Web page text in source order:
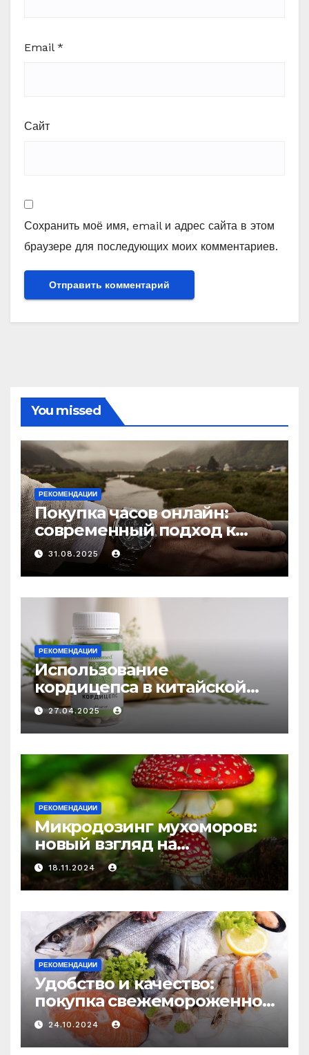
Email *
Сайт
Сохранить моё имя, email и адрес сайта в этом
браузере для последующих моих комментариев.
You missed
РЕКОМЕНДАЦИИ
Покупка часов онлайн:
современный подход к
выбору аксессуаров
31.08.2025
РЕКОМЕНДАЦИИ
Использование
кордицепса в китайской
медицине: природное
средство против усталости
и истощения
27.04.2025
РЕКОМЕНДАЦИИ
Микродозинг мухоморов:
новый взгляд на
психоделику
18.11.2024
РЕКОМЕНДАЦИИ
Удобство и качество:
покупка свежемороженной
рыбы онлайн
24.10.2024